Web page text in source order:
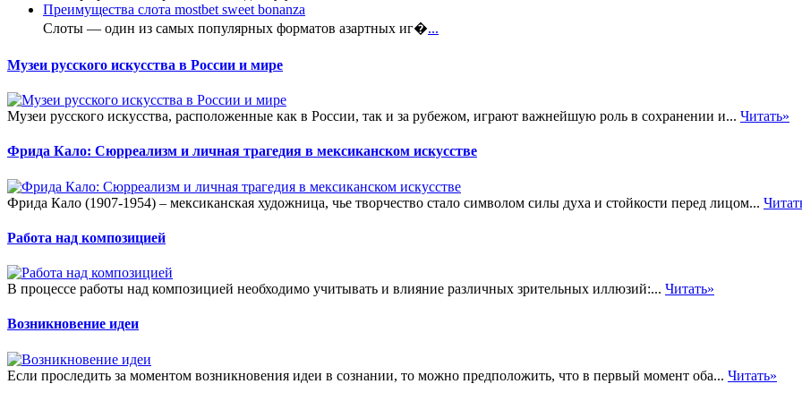
Преимущества слота mostbet sweet bonanza
Слоты — один из самых популярных форматов азартных иг�...
Музеи русского искусства в России и мире
Музеи русского искусства, расположенные как в России, так и за рубежом, играют важнейшую роль в сохранении и... Читать»
Фрида Кало: Сюрреализм и личная трагедия в мексиканском искусстве
Фрида Кало (1907-1954) – мексиканская художница, чье творчество стало символом силы духа и стойкости перед лицом...
Работа над композицией
В процессе работы над композицией необходимо учитывать и влияние различных зрительных иллюзий:... Читать»
Возникновение идеи
Если проследить за моментом возникновения идеи в сознании, то можно предположить, что в первый момент оба... Читать»